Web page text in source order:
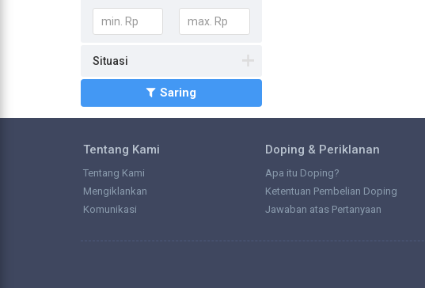
Situasi
Saring
Tentang Kami
Tentang Kami
Mengiklankan
Komunikasi
Doping & Periklanan
Apa itu Doping?
Ketentuan Pembelian Doping
Jawaban atas Pertanyaan